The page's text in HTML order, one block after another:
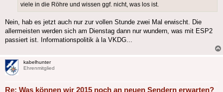
viele in die Röhre und wissen ggf. nicht, was los ist.
Nein, hab es jetzt auch nur zur vollen Stunde zwei Mal erwischt. Die
allermeisten werden sich am Dienstag dann nur wundern, was mit ESP2
passiert ist. Informationspolitik à la VKDG...
kabelhunter
Ehrenmitglied
Re: Was können wir 2015 noch an neuen Sendern erwarten?